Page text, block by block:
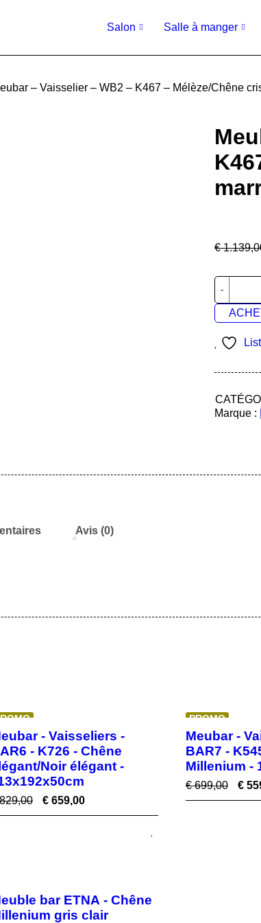
Salon Salle à manger
– Vaisselier – WB2 – K467 – Mélèze/Chêne
€
Marque :
Avis (0)
- Vaisseliers -
- K726 - Chêne
Noir élégant -
€ 659,00
PROMO
Meubar -
BAR7 -
Millenium -
€699,00 €
bar ETNA - Chêne
gris clair